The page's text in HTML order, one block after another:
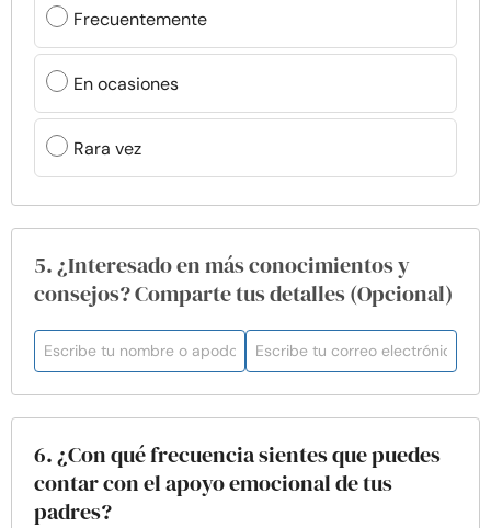
Frecuentemente
En ocasiones
Rara vez
5. ¿Interesado en más conocimientos y
consejos? Comparte tus detalles (Opcional)
6. ¿Con qué frecuencia sientes que puedes
contar con el apoyo emocional de tus
padres?